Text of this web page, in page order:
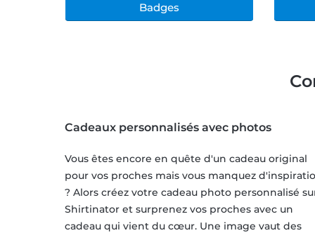
Badges
Cadeaux personnalisés avec photos
Vous êtes encore en quête d'un cadeau original
pour vos proches mais vous manquez
? Alors créez votre cadeau photo personnalisé
Shirtinator et surprenez vos proches avec un
cadeau qui vient du cœur. Une image vaut des